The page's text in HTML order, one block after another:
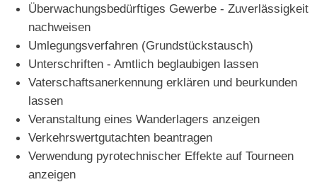
Überwachungsbedürftiges Gewerbe - Zuverlässigkeit
nachweisen
Umlegungsverfahren (Grundstückstausch)
Unterschriften - Amtlich beglaubigen lassen
Vaterschaftsanerkennung erklären und beurkunden
lassen
Veranstaltung eines Wanderlagers anzeigen
Verkehrswertgutachten beantragen
Verwendung pyrotechnischer Effekte auf Tourneen
anzeigen